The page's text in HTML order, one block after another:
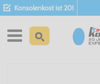
Konsolenkost ist 20!